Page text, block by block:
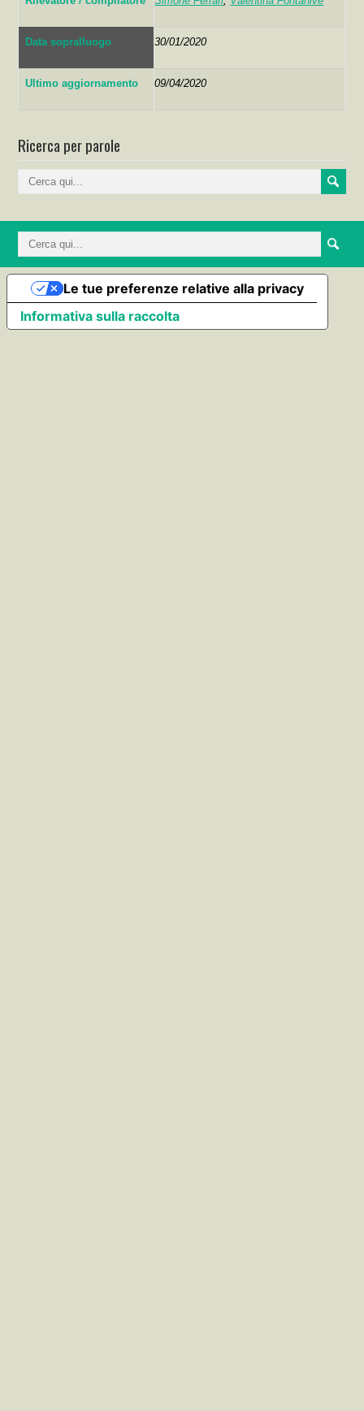
Data sopralluogo 30/01/2020
Ultimo aggiornamento 09/04/2020
Ricerca per parole
Informativa sulla raccolta
Le tue preferenze relative alla privacy